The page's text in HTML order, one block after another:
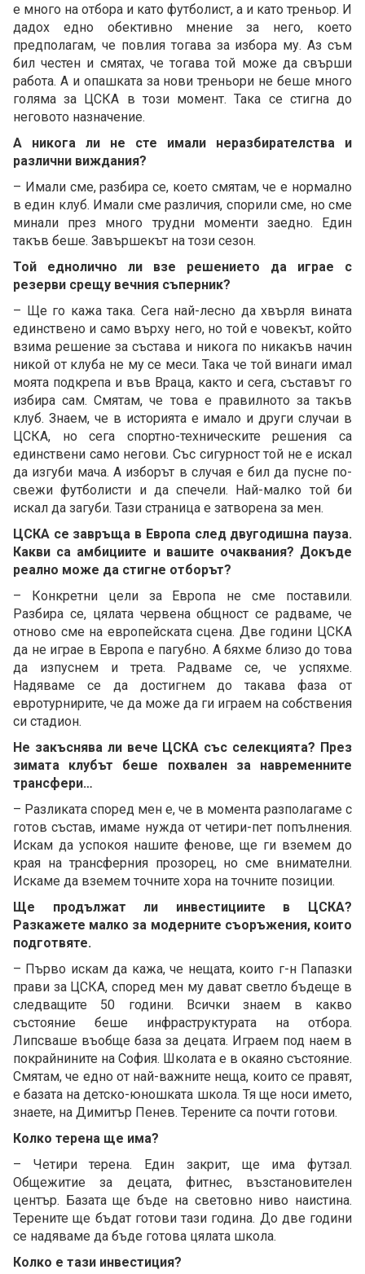
е много на отбора и като футболист, а и като треньор. И
дадох едно обективно мнение за него, което
предполагам, че повлия тогава за избора му. Аз съм
бил честен и смятах, че тогава той може да свърши
работа. А и опашката за нови треньори не беше много
голяма за ЦСКА в този момент. Така се стигна до
неговото назначение.
А никога ли не сте имали неразбирателства и
различни виждания?
– Имали сме, разбира се, което смятам, че е нормално
в един клуб. Имали сме различия, спорили сме, но сме
минали през много трудни моменти заедно. Един
такъв беше. Завършекът на този сезон.
Той еднолично ли взе решението да играе с
резерви срещу вечния съперник?
– Ще го кажа така. Сега най-лесно да хвърля вината
единствено и само върху него, но той е човекът, който
взима решение за състава и никога по никакъв начин
никой от клуба не му се меси. Така че той винаги имал
моята подкрепа и във Враца, както и сега, съставът го
избира сам. Смятам, че това е правилното за такъв
клуб. Знаем, че в историята е имало и други случаи в
ЦСКА, но сега спортно-техническите решения са
единствени само негови. Със сигурност той не е искал
да изгуби мача. А изборът в случая е бил да пусне по-
свежи футболисти и да спечели. Най-малко той би
искал да загуби. Тази страница е затворена за мен.
ЦСКА се завръща в Европа след двугодишна пауза.
Какви са амбициите и вашите очаквания? Докъде
реално може да стигне отборът?
– Конкретни цели за Европа не сме поставили.
Разбира се, цялата червена общност се радваме, че
отново сме на европейската сцена. Две години ЦСКА
да не играе в Европа е пагубно. А бяхме близо до това
да изпуснем и трета. Радваме се, че успяхме.
Надяваме се да достигнем до такава фаза от
евротурнирите, че да може да ги играем на собствения
си стадион.
Не закъснява ли вече ЦСКА със селекцията? През
зимата клубът беше похвален за навременните
трансфери…
– Разликата според мен е, че в момента разполагаме с
готов състав, имаме нужда от четири-пет попълнения.
Искам да успокоя нашите фенове, ще ги вземем до
края на трансферния прозорец, но сме внимателни.
Искаме да вземем точните хора на точните позиции.
Ще продължат ли инвестициите в ЦСКА?
Разкажете малко за модерните съоръжения, които
подготвяте.
– Първо искам да кажа, че нещата, които г-н Папазки
прави за ЦСКА, според мен му дават светло бъдеще в
следващите 50 години. Всички знаем в какво
състояние беше инфраструктурата на отбора.
Липсваше въобще база за децата. Играем под наем в
покрайнините на София. Школата е в окаяно състояние.
Смятам, че едно от най-важните неща, които се правят,
е базата на детско-юношката школа. Тя ще носи името,
знаете, на Димитър Пенев. Терените са почти готови.
Колко терена ще има?
– Четири терена. Един закрит, ще има футзал.
Общежитие за децата, фитнес, възстановителен
център. Базата ще бъде на световно ниво наистина.
Терените ще бъдат готови тази година. До две години
се надяваме да бъде готова цялата школа.
Колко е тази инвестиция?